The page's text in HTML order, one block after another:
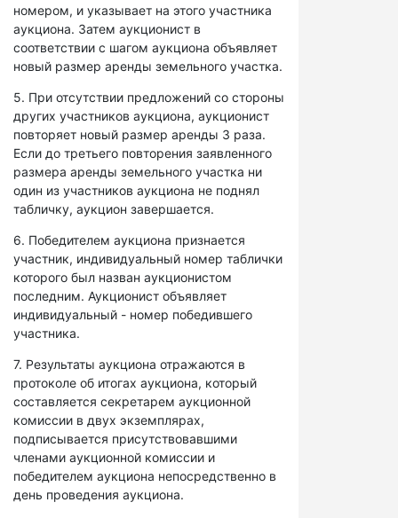
номером, и указывает на этого участника
аукциона. Затем аукционист в
соответствии с шагом аукциона объявляет
новый размер аренды земельного участка.
5. При отсутствии предложений со стороны
других участников аукциона, аукционист
повторяет новый размер аренды 3 раза.
Если до третьего повторения заявленного
размера аренды земельного участка ни
один из участников аукциона не поднял
табличку, аукцион завершается.
6. Победителем аукциона признается
участник, индивидуальный номер таблички
которого был назван аукционистом
последним. Аукционист объявляет
индивидуальный - номер победившего
участника.
7. Результаты аукциона отражаются в
протоколе об итогах аукциона, который
составляется секретарем аукционной
комиссии в двух экземплярах,
подписывается присутствовавшими
членами аукционной комиссии и
победителем аукциона непосредственно в
день проведения аукциона.